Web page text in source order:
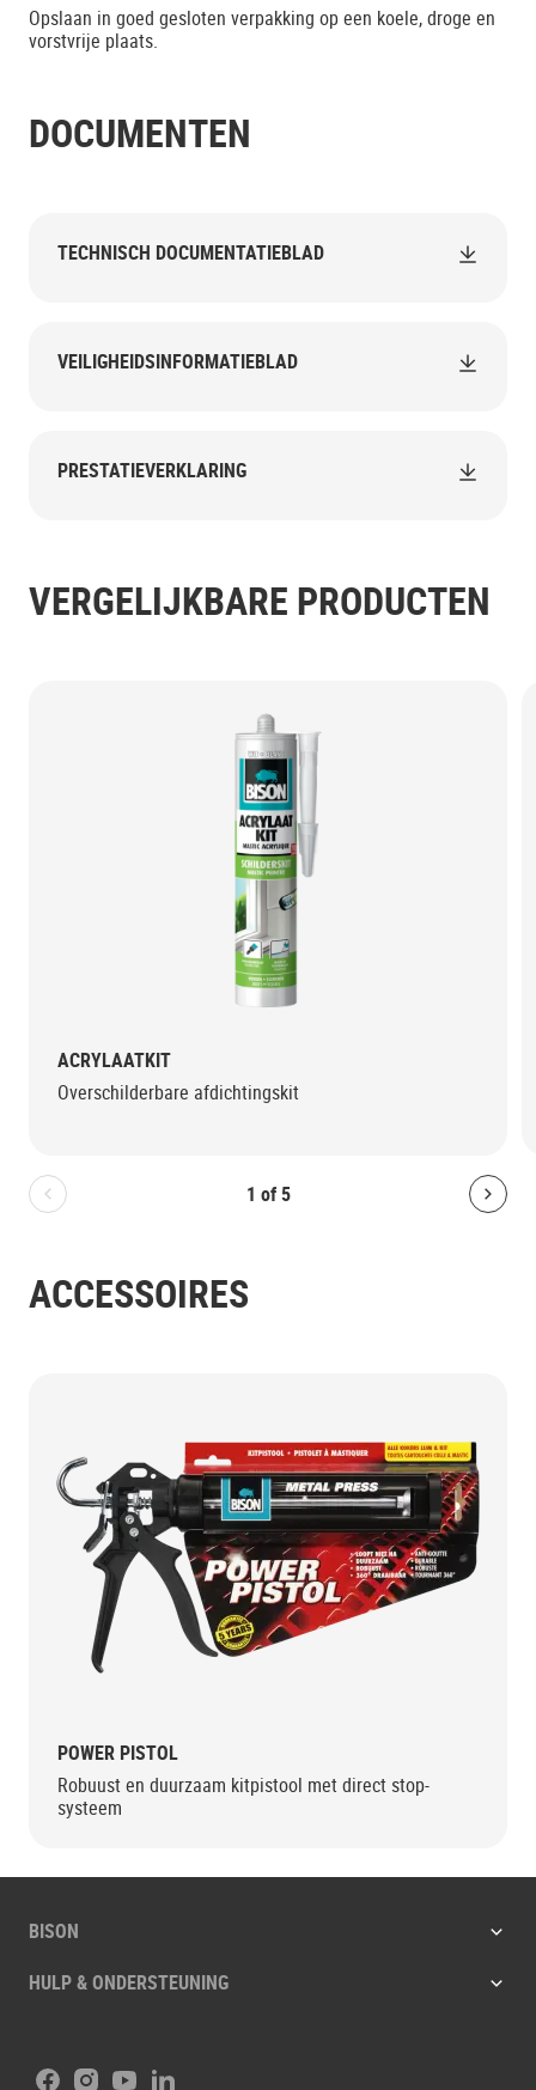
Opslaan in goed gesloten verpakking op een koele, droge en
vorstvrije plaats.
DOCUMENTEN
TECHNISCH DOCUMENTATIEBLAD
VEILIGHEIDSINFORMATIEBLAD
PRESTATIEVERKLARING
VERGELIJKBARE PRODUCTEN
1 of 5
Bolton.General.PreviousSlide
ACRYLAATKIT
Overschilderbare afdichtingskit
ACCESSOIRES
POWER PISTOL
Robuust en duurzaam kitpistool met direct stop-
systeem
BISON
HULP & ONDERSTEUNING